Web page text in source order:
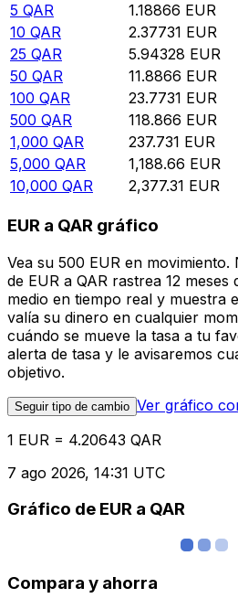
5 QAR 1.18866 EUR
10 QAR 2.37731 EUR
25 QAR 5.94328 EUR
50 QAR 11.8866 EUR
100 QAR 23.7731 EUR
500 QAR 118.866 EUR
1,000 QAR 237.731 EUR
5,000 QAR 1,188.66 EUR
10,000 QAR 2,377.31 EUR
EUR a QAR gráfico
Vea su 500 EUR en
de EUR a QAR rastrea 12 meses
medio en tiempo real y muestra
valía su dinero en cualquier
cuándo se mueve la tasa a tu
alerta de tasa y le avisaremos
objetivo.
Seguir tipo de cambio Ver gráfico
1 EUR = 4.20643 QAR
7 ago 2026, 14:31 UTC
Gráfico de EUR a QAR
Compara y ahorra